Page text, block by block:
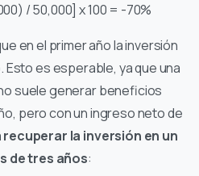
/ 50,000] x 100 = -70%
en el primer año la inversión
es esperable, ya que una
suele generar beneficios
pero con un ingreso neto de
recuperar la inversión en un
de tres años: